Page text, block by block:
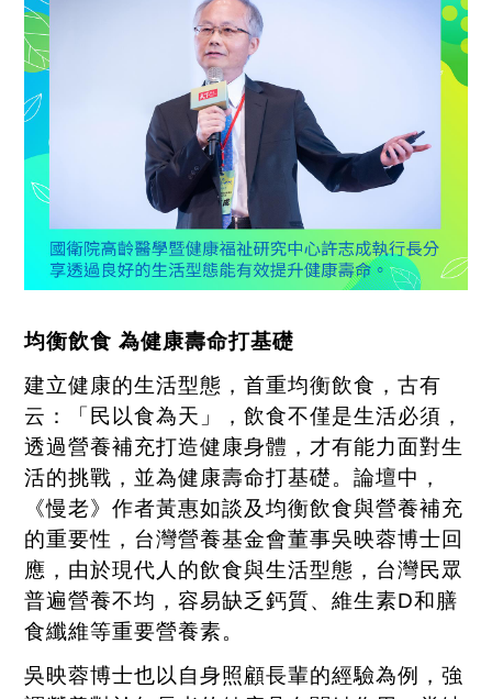
均衡飲食 為健康壽命打基礎
建立健康的生活型態，首重均衡飲食，古有
云：「民以食為天」，飲食不僅是生活必須，
透過營養補充打造健康身體，才有能力面對生
活的挑戰，並為健康壽命打基礎。論壇中，
《慢老》作者黃惠如談及均衡飲食與營養補充
的重要性，台灣營養基金會董事吳映蓉博士回
應，由於現代人的飲食與生活型態，台灣民眾
普遍營養不均，容易缺乏鈣質、維生素D和膳
食纖維等重要營養素。
吳映蓉博士也以自身照顧長輩的經驗為例，強